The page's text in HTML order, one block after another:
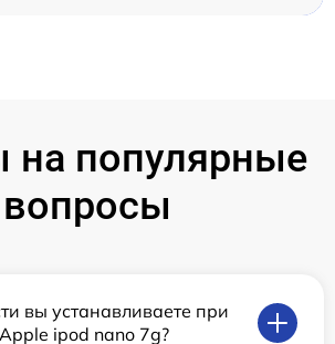
на популярные
вопросы
вы устанавливаете при
ipod nano 7g?